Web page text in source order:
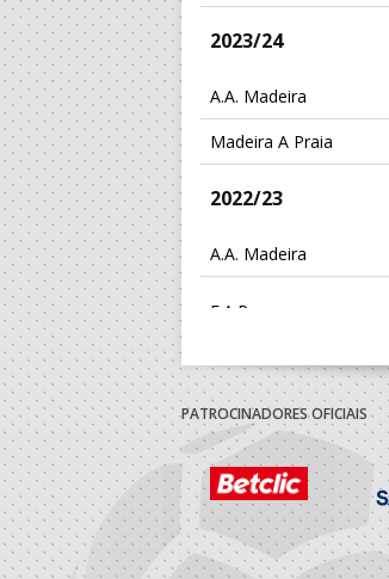
2023/24
A.A. Madeira
Madeira A Praia
2022/23
A.A. Madeira
F.A.P.
2021/22
A.A. Madeira
F.A.P.
2020/21
PATROCINADORES OFICIAIS